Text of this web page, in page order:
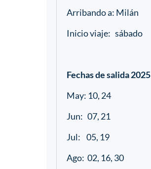
Arribando a: Milán
Inicio viaje: sábado
Fechas de salida2025
May: 10, 24
Jun: 07, 21
Jul: 05, 19
Ago: 02, 16, 30